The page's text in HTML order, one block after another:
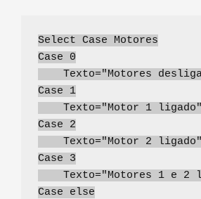
Select Case Motores
Case 0
Texto="Motores
Case 1
Texto="Motor 1 ligado"
Case 2
Texto="Motor 2 ligado"
Case 3
Texto="Motores 1 e 2
Case else